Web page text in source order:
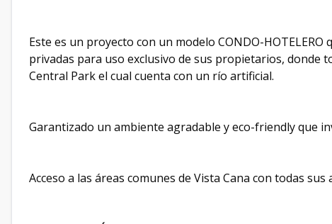
Este es un proyecto con un modelo CONDO-
privadas para uso exclusivo de sus propietarios, donde
Central Park el cual cuenta con un río artificial.
Garantizado un ambiente agradable y eco-friendly que
Acceso a las áreas comunes de Vista Cana con todas